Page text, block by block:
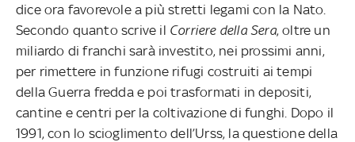
dice ora favorevole a più stretti legami con la Nato.
Secondo quanto scrive il Corriere della Sera, oltre un
miliardo di franchi sarà investito, nei prossimi anni,
per rimettere in funzione rifugi costruiti ai tempi
della Guerra fredda e poi trasformati in depositi,
cantine e centri per la coltivazione di funghi. Dopo il
1991, con lo scioglimento dell’Urss, la questione della